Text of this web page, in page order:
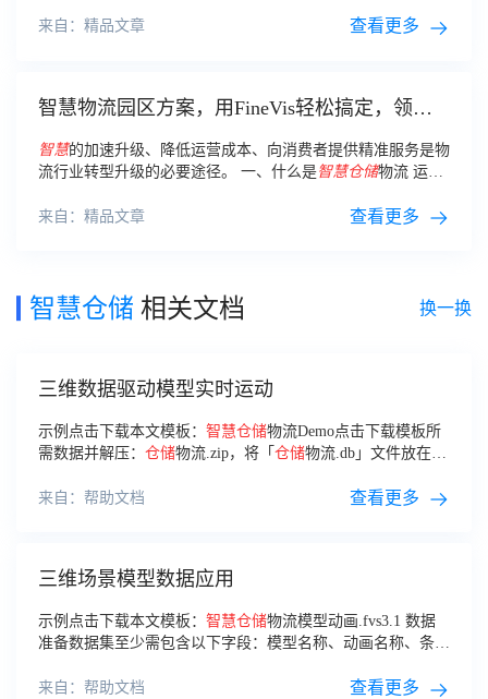
来自：精品文章
查看更多
智慧物流园区方案，用FineVis轻松搞定，领导
智慧的加速升级、降低运营成本、向消费者提供精准服务是物
流行业转型升级的必要途径。 一、什么是智慧仓储物流 运用
区建设的主要目标。
来自：精品文章 查看更多
智慧仓储 相关文档 换一换
三维数据驱动模型实时运动
示例点击下载本文模板： 智慧仓储物流Demo点击下载模板所
需数据并解压： 仓储物流.zip，将「 仓储物流.db」文件放在
webapps/webroot/WEB-INF/reportlets 文件夹下。
来自：帮助文档 查看更多
三维场景模型数据应用
示例点击下载本文模板： 智慧仓储物流模型动画.fvs3.1 数据
准备数据集至少需包含以下字段：模型名称、动画名称、条件
作 Animation。当运动状态为运行时，播放 Animation 动画，
来自：帮助文档 查看更多